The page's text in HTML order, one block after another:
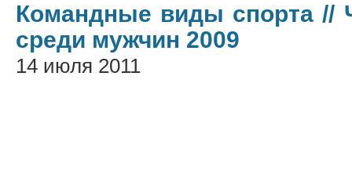
Командные виды спорта //
среди мужчин 2009
14 июля 2011